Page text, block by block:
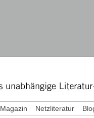
Magazin Netzliteratur